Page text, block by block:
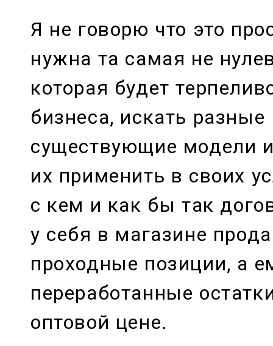
Я не говорю что это
нужна та самая не
которая будет
бизнеса, искать разные
существующие модели
их применить в своих
с кем и как бы так
у себя в магазине
проходные позиции, а
переработанные
оптовой цене.